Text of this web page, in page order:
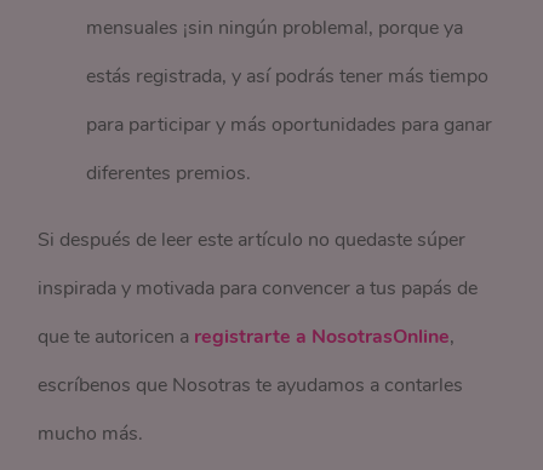
mensuales ¡sin ningún problema!, porque ya
estás registrada, y así podrás tener más tiempo
para participar y más oportunidades para ganar
diferentes premios.
Si después de leer este artículo no quedaste súper
inspirada y motivada para convencer a tus papás de
que te autoricen a registrarte a NosotrasOnline,
escríbenos que Nosotras te ayudamos a contarles
mucho más.